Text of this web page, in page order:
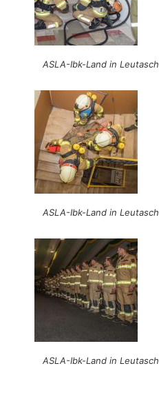
ASLA-Ibk-Land in Leutasch
ASLA-Ibk-Land in Leutasch
ASLA-Ibk-Land in Leutasch